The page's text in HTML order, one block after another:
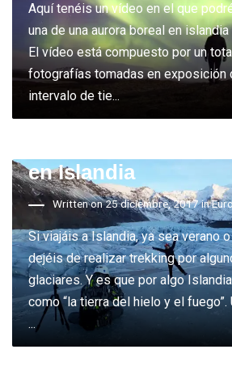
Aquí tenéis un vídeo en el que
una de una aurora boreal en
El vídeo está compuesto por un
fotografías tomadas en exposición
intervalo de tie...
en Islandia
Written on 25 diciembre, 2017 in
Si viajáis a Islandia, ya sea verano
dejéis de realizar trekking por
glaciares. Y es que por algo
como “la tierra del hielo y el fuego”.
...